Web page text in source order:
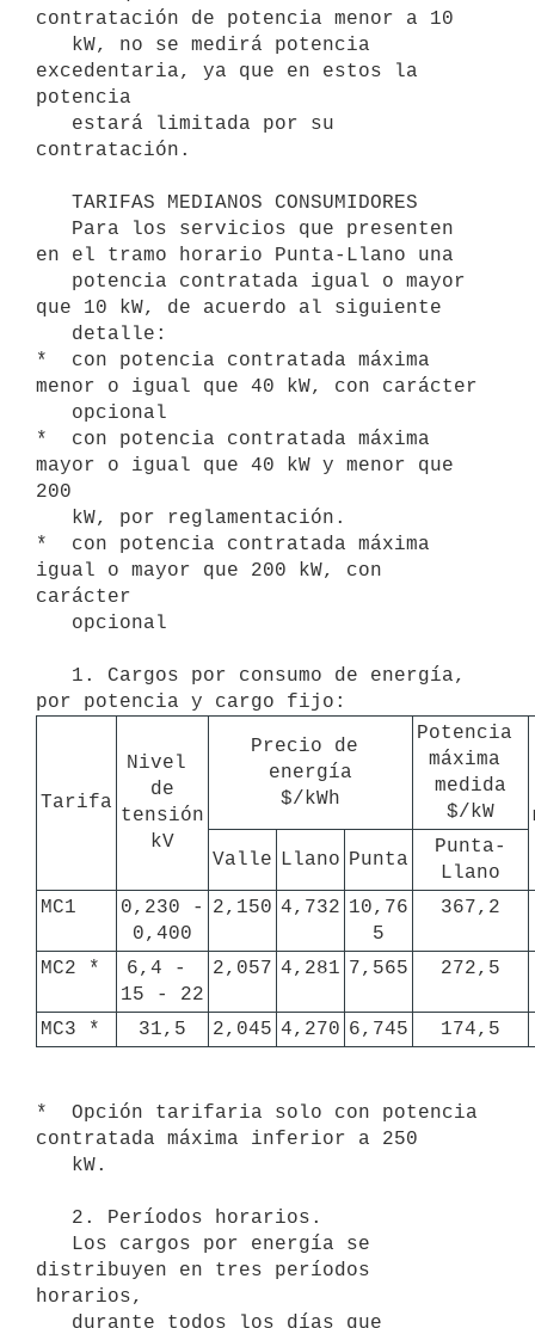
contratación de potencia menor a 10
excedentaria, ya que en estos la
potencia
contratación.
en el tramo horario Punta-Llano una
que 10 kW, de acuerdo al siguiente
*  con potencia contratada máxima
menor o igual que 40 kW, con carácter
*  con potencia contratada máxima
mayor o igual que 40 kW y menor que
200
*  con potencia contratada máxima
igual o mayor que 200 kW, con
carácter
Tarifa
Nivel
de
tensión
kV
Precio de
energía
$/kWh
Potencia
máxima
medida
Valle Llano Punta
Punta-
Llano
MC1
0,230 -
0,400
2,150 4,732 10,76
5
367,2
MC2 *
6,4 -
15 - 22
2,057 4,281 7,565 272,5
MC3 * 31,5 2,045 4,270 6,745 174,5
*  Opción tarifaria solo con potencia
contratada máxima inferior a 250
distribuyen en tres períodos
horarios,